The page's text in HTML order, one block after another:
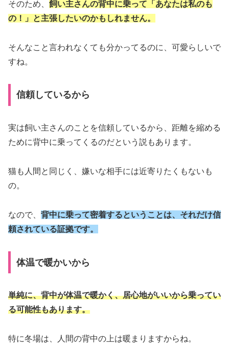
そのため、 飼い主さんの背中に乗って「あなたは私のも
の！」と主張したいのかもしれません。
そんなこと言われなくても分かってるのに、可愛らしいで
すね。
信頼しているから
実は飼い主さんのことを信頼しているから、距離を縮める
ために背中に乗ってくるのだという説もあります。
猫も人間と同じく、嫌いな相手には近寄りたくもないも
の。
なので、 背中に乗って密着するということは、それだけ信
頼されている証拠です。
体温で暖かいから
単純に、背中が体温で暖かく、居心地がいいから乗ってい
る可能性もあります。
特に冬場は、人間の背中の上は暖まりますからね。